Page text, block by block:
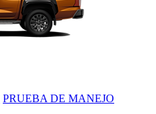
PRUEBA DE MANEJO